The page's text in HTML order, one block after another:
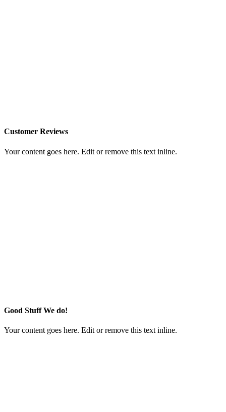
Customer Reviews
Your content goes here. Edit or remove this text inline.
Good Stuff We do!
Your content goes here. Edit or remove this text inline.